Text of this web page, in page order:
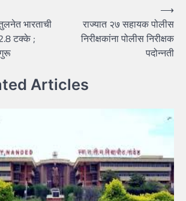
भारताची
टक्के ;
राज्यात २७ सहायक पोलीस
निरीक्षकांना पोलीस निरीक्षक
पदोन्नती
⟶
Articles